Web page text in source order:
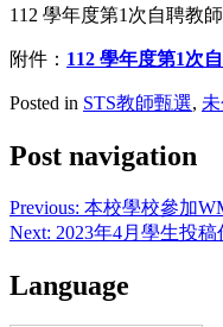
112 學年度第1次自聘教
附件： 112 學年度第1次
Posted in STS教師甄選,
Post navigation
Previous: 本校學校參加
Next: 2023年4月學生投
Language